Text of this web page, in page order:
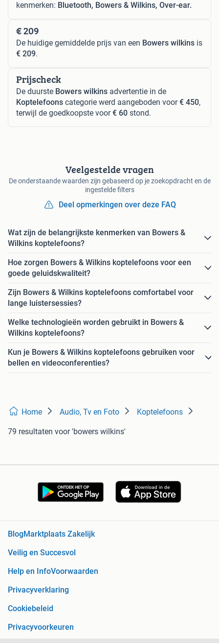
kenmerken: Bluetooth, Bowers & Wilkins, Over-ear.
€ 209
De huidige gemiddelde prijs van een Bowers wilkins is
€ 209.
Prijscheck
De duurste Bowers wilkins advertentie in de
Koptelefoons categorie werd aangeboden voor€ 450,
terwijl de goedkoopste voor€ 60 stond.
Veelgestelde vragen
De onderstaande waarden zijn gebaseerd op je zoekopdracht en de
ingestelde filters
Deel opmerkingen over deze FAQ
Wat zijn de belangrijkste kenmerken van Bowers &
Wilkins koptelefoons?
Hoe zorgen Bowers & Wilkins koptelefoons voor een
goede geluidskwaliteit?
Zijn Bowers & Wilkins koptelefoons comfortabel voor
lange luistersessies?
Welke technologieën worden gebruikt in Bowers &
Wilkins koptelefoons?
Kun je Bowers & Wilkins koptelefoons gebruiken voor
bellen en videoconferenties?
Home Audio, Tv en Foto Koptelefoons
79 resultaten voor 'bowers wilkins'
BlogMarktplaats Zakelijk
Veilig en Succesvol
Help en InfoVoorwaarden
Privacyverklaring
Cookiebeleid
Privacyvoorkeuren